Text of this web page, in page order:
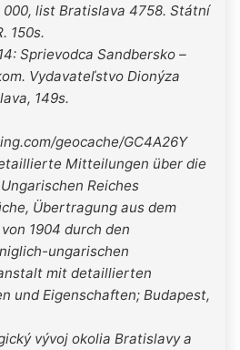
000, list Bratislava 4758. Státní
150s.
Sprievodca Sandbersko –
Vydavateľstvo Dionýza
149s.
geocache/GC4A26Y
Mitteilungen über die
Reiches
Übertragung aus dem
1904 durch den
ungarischen
mit detaillierten
und Eigenschaften; Budapest,
vývoj okolia Bratislavy a